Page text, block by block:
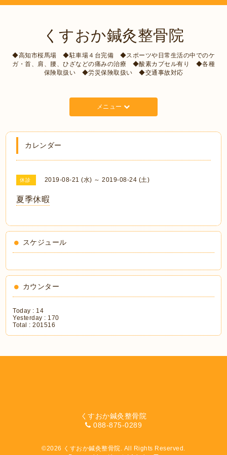
くすおか鍼灸整骨院
◆高知市桜馬場 ◆駐車場４台完備 ◆スポーツや日常生活の中でのケ
ガ・首、肩、腰、ひざなどの痛みの治療 ◆酸素カプセル有り ◆各種
保険取扱い ◆労災保険取扱い ◆交通事故対応
メニュー
カレンダー
休診 2019-08-21 (水) ～ 2019-08-24 (土)
夏季休暇
スケジュール
カウンター
Today : 14
Yesterday : 170
Total :201516
くすおか鍼灸整骨院
088-875-0289
©2026 くすおか鍼灸整骨院. All Rights Reserved.